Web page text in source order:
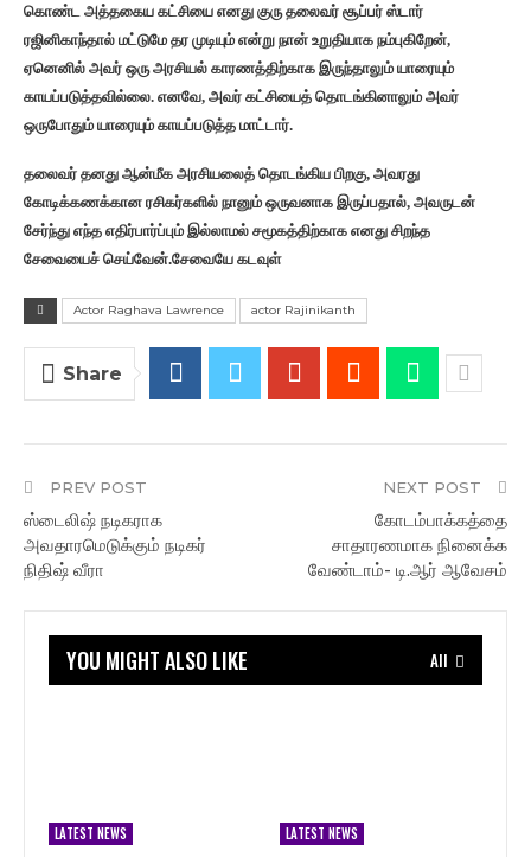
கொண்ட அத்தகைய கட்சியை எனது குரு தலைவர் சூப்பர் ஸ்டார்
ரஜினிகாந்தால் மட்டுமே தர முடியும் என்று நான் உறுதியாக நம்புகிறேன்,
ஏனெனில் அவர் ஒரு அரசியல் காரணத்திற்காக இருந்தாலும் யாரையும்
காயப்படுத்தவில்லை. எனவே, அவர் கட்சியைத் தொடங்கினாலும் அவர்
ஒருபோதும் யாரையும் காயப்படுத்த மாட்டார்.
தலைவர் தனது ஆன்மீக அரசியலைத் தொடங்கிய பிறகு, அவரது
கோடிக்கணக்கான ரசிகர்களில் நானும் ஒருவனாக இருப்பதால், அவருடன்
சேர்ந்து எந்த எதிர்பார்ப்பும் இல்லாமல் சமூகத்திற்காக எனது சிறந்த
சேவையைச் செய்வேன்.சேவையே கடவுள்
Actor Raghava Lawrence actor Rajinikanth
Share
PREV POST
ஸ்டைலிஷ் நடிகராக
அவதாரமெடுக்கும் நடிகர்
நிதிஷ் வீரா
NEXT POST
கோடம்பாக்கத்தை
சாதாரணமாக நினைக்க
வேண்டாம்- டி.ஆர் ஆவேசம்
All
YOU MIGHT ALSO LIKE
LATEST NEWS LATEST NEWS